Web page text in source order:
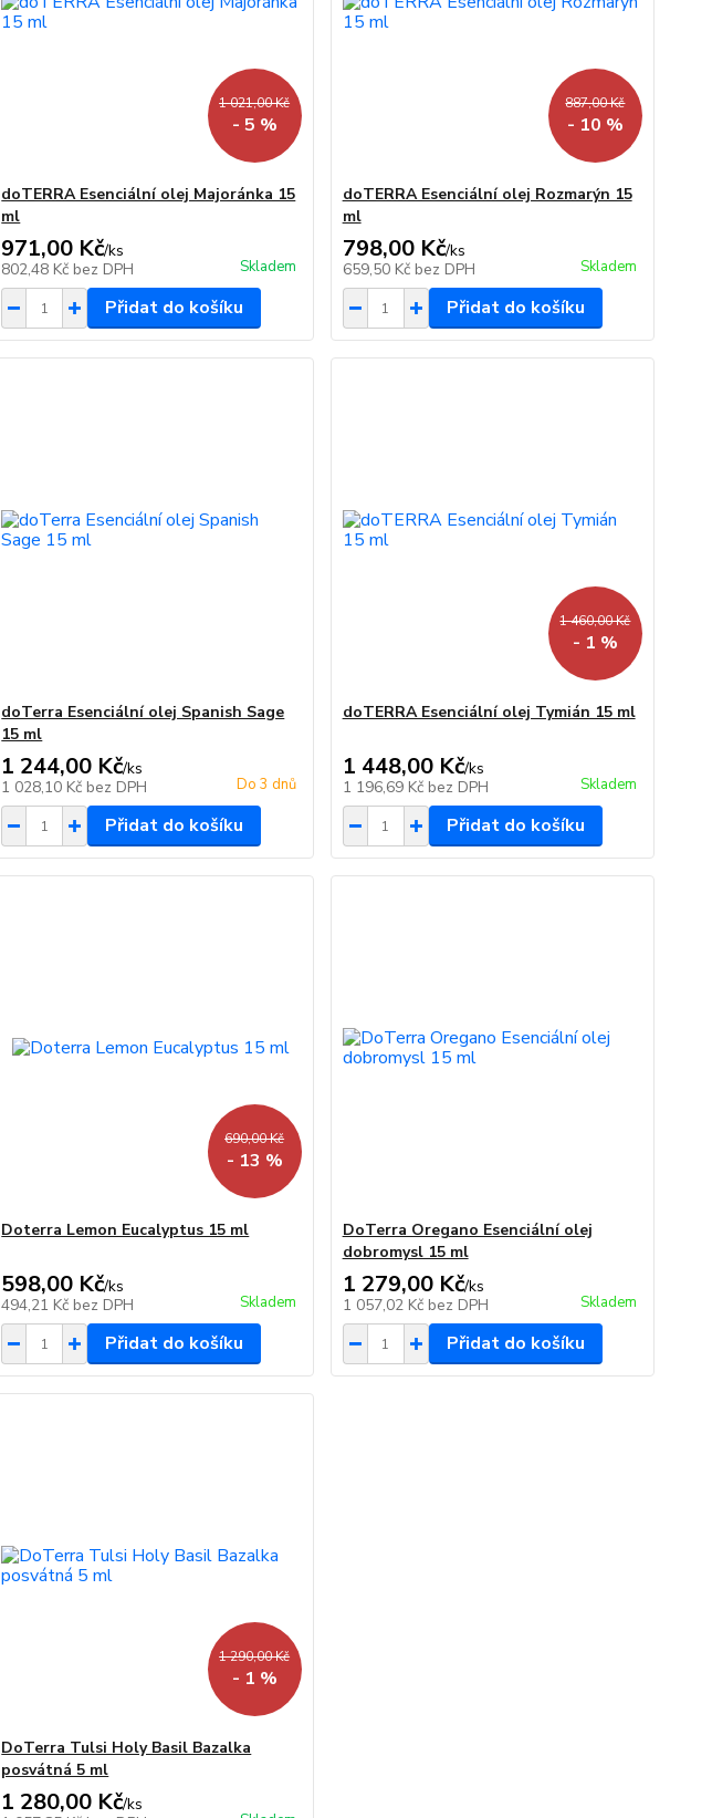
1 021,00 Kč
- 5 %
doTERRA Esenciální olej Majoránka 15
ml
971,00 Kč/ks
802,48 Kč bez DPH Skladem
Přidat do košíku
887,00 Kč
- 10 %
doTERRA Esenciální olej Rozmarýn 15
ml
798,00 Kč/ks
659,50 Kč bez DPH Skladem
Přidat do košíku
doTerra Esenciální olej Spanish Sage
15 ml
1 244,00 Kč/ks
1 028,10 Kč bez DPH Do 3 dnů
Přidat do košíku
1 460,00 Kč
- 1 %
doTERRA Esenciální olej Tymián 15 ml
1 448,00 Kč/ks
1 196,69 Kč bez DPH Skladem
Přidat do košíku
690,00 Kč
- 13 %
Doterra Lemon Eucalyptus 15 ml
598,00 Kč/ks
494,21 Kč bez DPH Skladem
Přidat do košíku
DoTerra Oregano Esenciální olej
dobromysl 15 ml
1 279,00 Kč/ks
1 057,02 Kč bez DPH Skladem
Přidat do košíku
1 290,00 Kč
- 1 %
DoTerra Tulsi Holy Basil Bazalka
posvátná 5 ml
1 280,00 Kč/ks